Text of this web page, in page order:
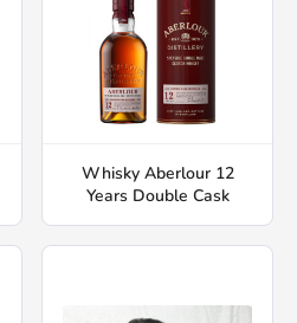
Whisky Aberlour 12
Years Double Cask